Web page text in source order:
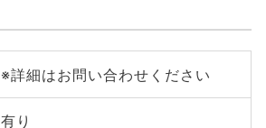
※詳細はお問い合わせください
有り